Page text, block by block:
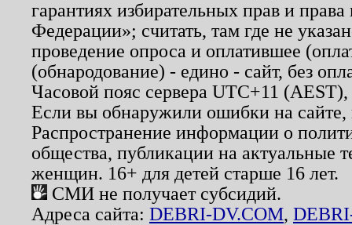
гарантиях избирательных прав и
Федерации»; считать, там где не
проведение опроса и оплатившее
(обнародование) - едино - сайт, без
Часовой пояс сервера UTC+11
Если вы обнаружили ошибки на
Распространение информации о
общества, публикации на актуальные
женщин. 16+ для детей старше 16 лет.
СМИ не получает субсидий.
Адреса сайта: DEBRI-DV.COM,